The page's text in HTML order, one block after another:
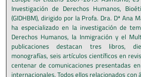
Investigación de Derechos Humanos,
(GIDHBM), dirigido por la Profa. Dra. Dª Ana
ha especializado en la investigación de
Derechos Humanos, la Inmigración y el
publicaciones destacan tres libros,
monografías, seis artículos científicos en
centenar de comunicaciones presentadas
internacionales. Todos ellos relacionados con